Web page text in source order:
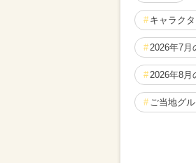
キャラク
2026年7月
2026年8月
ご当地グ